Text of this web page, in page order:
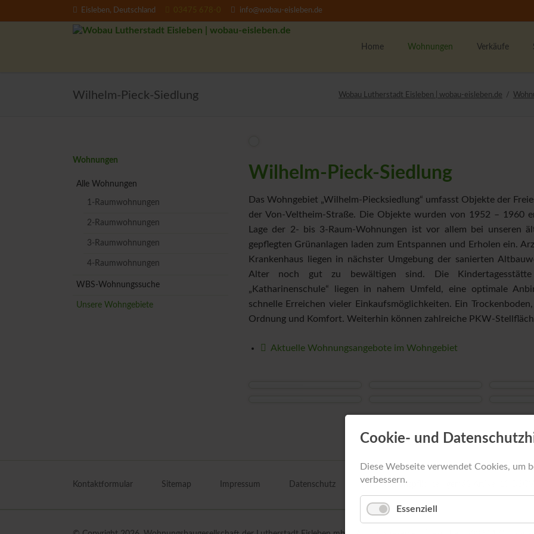
Eisleben, Deutschland 03475 678-0 info@wobau-eisleben.de
Home Wohnungen
1-Raumwohnungen
WBS-Wohnungssuche
Unsere Wohngebiete
Verkäufe
Wilhelm-Pieck-Siedlung Wobau Lutherstadt Eisleben | wobau-eisleben.de
Wilhelm-Pieck-Siedlung
Das Wohngebiet „Wilhelm-Piecksiedlung“ umfasst Objekte der
der Von-Veltheim-Straße. Die Objekte wurden von 1952 – 1960
Lage der 2- bis 3-Raum-Wohnungen ist vor allem bei unseren
gepflegten Grünanlagen laden zum Entspannen und Erholen ein.
Krankenhaus liegen in nächster Umgebung der sanierten
Alter noch gut zu bewältigen sind. Die Kindertagesstätte
„Katharinenschule“ liegen in nahem Umfeld, eine optimale
schnelle Erreichen vieler Einkaufsmöglichkeiten. Ein
Ordnung und Komfort. Weiterhin können zahlreiche PKW-
Aktuelle Wohnungsangebote im Wohngebiet
Navigation
Wohnungen
Alle Wohnungen
1-Raumwohnungen
2-Raumwohnungen
3-Raumwohnungen
4-Raumwohnungen
WBS-Wohnungssuche
Unsere Wohngebiete
überspringen
Kontaktformular Sitemap Impressum Datenschutz Informationspflichten gemäß Artikel 13
Cookie- und
Diese Webseite verwendet Cookies, um
verbessern.
Essenziell